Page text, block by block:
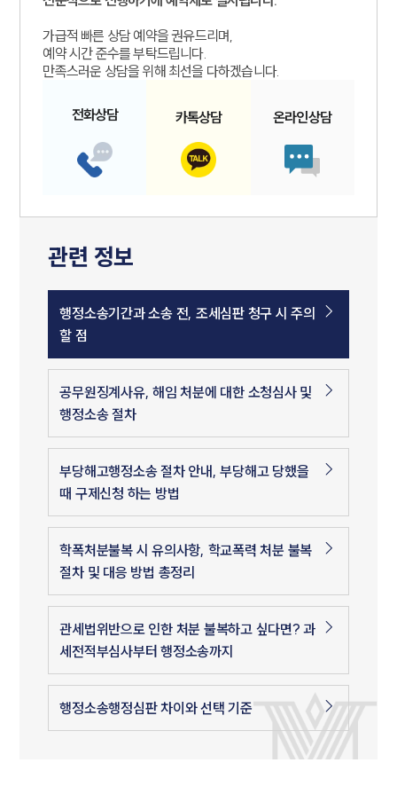
가급적 빠른 상담 예약을 권유드리며,
예약 시간 준수를 부탁드립니다.
만족스러운 상담을 위해 최선을 다하겠습니다.
전화상담 카톡상담 온라인상담
관련 정보
행정소송기간과 소송 전, 조세심판 청구 시 주의
할 점
공무원징계사유, 해임 처분에 대한 소청심사 및
행정소송 절차
부당해고행정소송 절차 안내, 부당해고 당했을
때 구제신청 하는 방법
학폭처분불복 시 유의사항, 학교폭력 처분 불복
절차 및 대응 방법 총정리
관세법위반으로 인한 처분 불복하고 싶다면? 과
세전적부심사부터 행정소송까지
행정소송행정심판 차이와 선택 기준